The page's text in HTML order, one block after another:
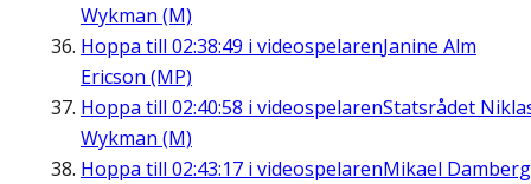
Wykman (M)
Hoppa till 02:38:49 i videospelarenJanine Alm
Ericson (MP)
Hoppa till 02:40:58 i videospelarenStatsrådet
Wykman (M)
Hoppa till 02:43:17 i videospelarenMikael Damberg